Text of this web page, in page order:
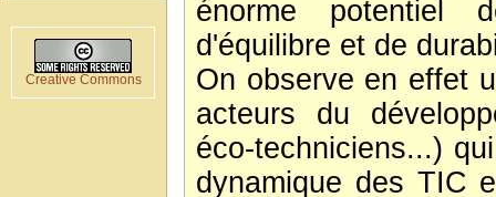
Creative Commons
énorme potentiel
d'équilibre et de
On observe en effet
acteurs du
éco-techniciens...)
dynamique des TIC